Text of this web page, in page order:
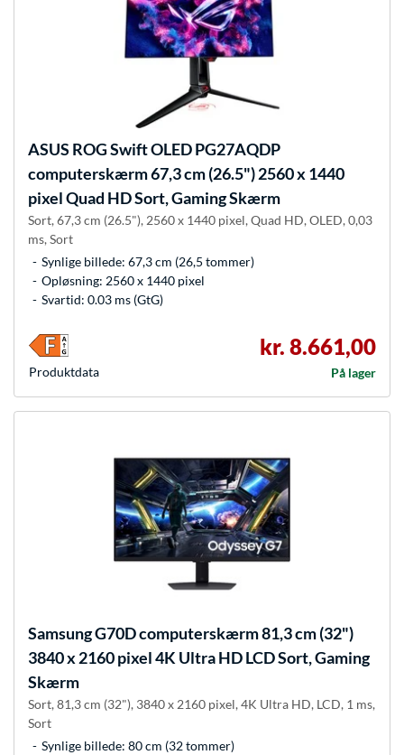
ASUS ROG Swift OLED PG27AQDP
computerskærm 67,3 cm (26.5") 2560 x 1440
pixel Quad HD Sort, Gaming Skærm
Sort, 67,3 cm (26.5"), 2560 x 1440 pixel, Quad HD, OLED, 0,03
ms, Sort
Synlige billede: 67,3 cm (26,5 tommer)
Opløsning: 2560 x 1440 pixel
Svartid: 0.03 ms (GtG)
kr. 8.661,00
På lager
Produkt­data
SamsungG70D computerskærm 81,3 cm (32")
3840 x 2160 pixel 4K Ultra HD LCD Sort, Gaming
Skærm
Sort, 81,3 cm (32"), 3840 x 2160 pixel, 4K Ultra HD, LCD, 1 ms,
Sort
Synlige billede: 80 cm (32 tommer)